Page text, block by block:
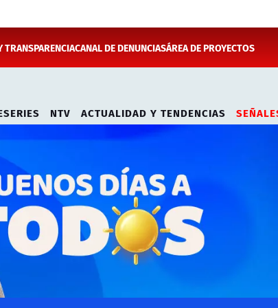
TRANSPARENCIACANAL DE DENUNCIASÁREA DE PROYECTOS
NTV ACTUALIDAD Y TENDENCIAS